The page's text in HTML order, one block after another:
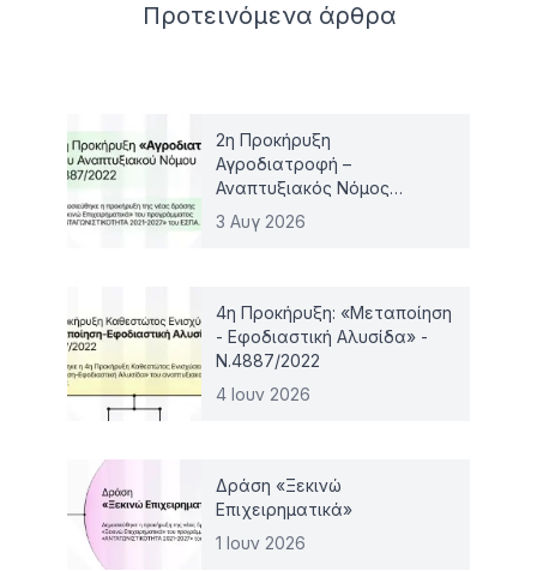
Προτεινόμενα άρθρα
2η Προκήρυξη
Αγροδιατροφή –
Αναπτυξιακός Νόμος
4887/2022
3 Αυγ 2026
4η Προκήρυξη: «Μεταποίηση
- Εφοδιαστική Αλυσίδα» -
Ν.4887/2022
4 Ιουν 2026
Δράση «Ξεκινώ
Επιχειρηματικά»
1 Ιουν 2026